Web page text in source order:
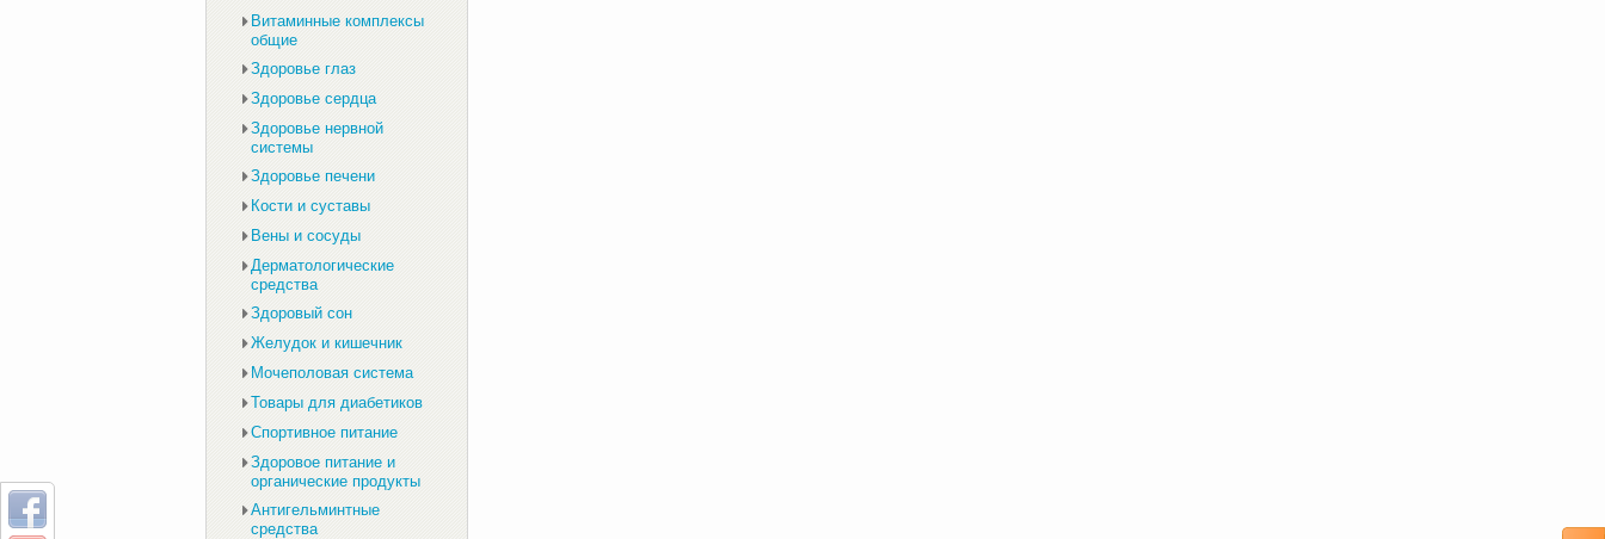
Витаминные комплексы
общие
Здоровье глаз
Здоровье сердца
Здоровье нервной
системы
Здоровье печени
Кости и суставы
Вены и сосуды
Дерматологические
средства
Здоровый сон
Желудок и кишечник
Мочеполовая система
Товары для диабетиков
Спортивное питание
Здоровое питание и
органические продукты
Антигельминтные
средства